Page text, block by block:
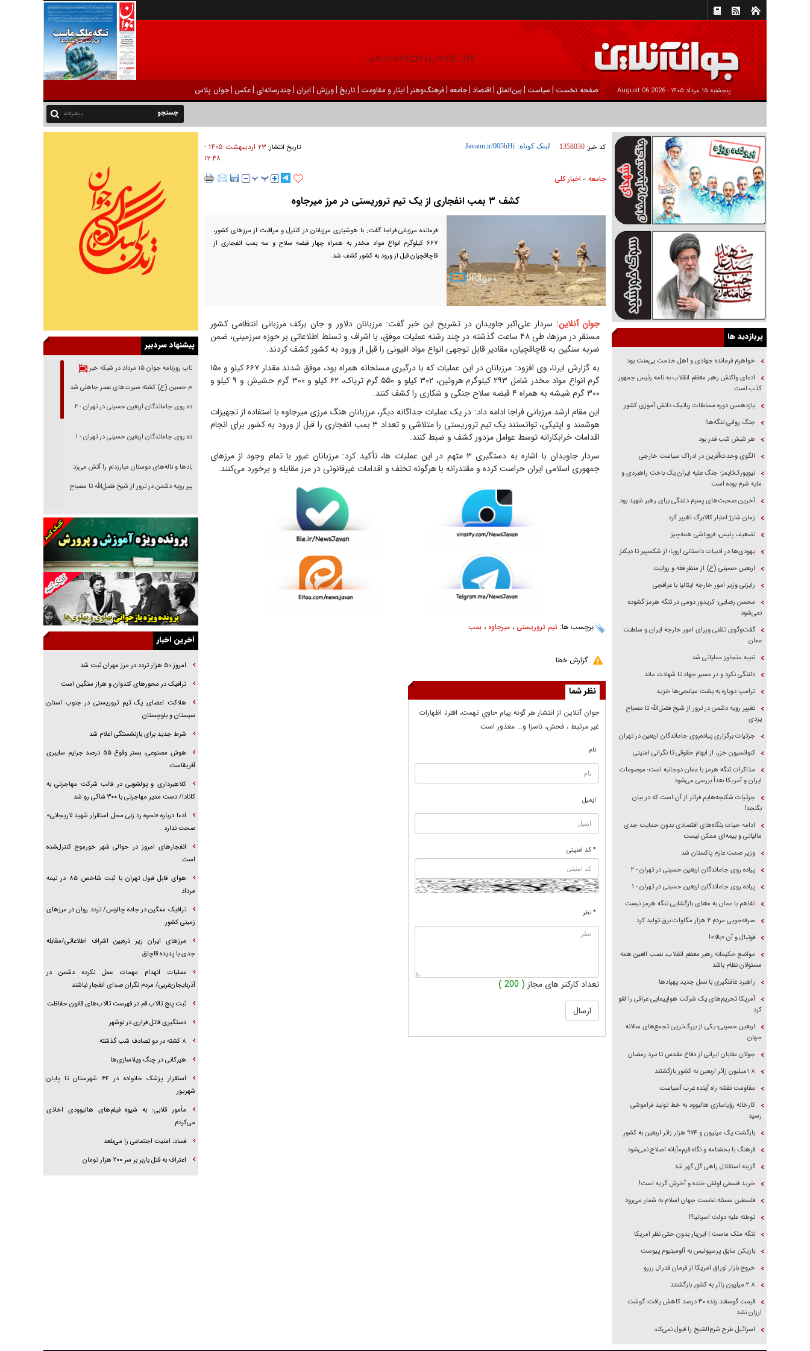
پنجشنبه ۱۵ مرداد ۱۴۰۵ - 2026 August 06 صفحه نخست | سیاست |بين‌الملل | اقتصاد |جامعه |فرهنگ‌و‌هنر | ایثار و مقاومت |تاریخ |ورزش | ايران |چندرسانه‌ای |عکس |جوان پلاس
پیشرفته
کد خبر: 1358030 لینک کوتاه: تاریخ انتشار:
۲۳ ارديبهشت ۱۴۰۵ -
۱۲:۴۸
جامعه» اخبار كلی
کشف ۳ بمب انفجاری از یک تیم تروریستی در مرز میرجاوه
فرمانده مرزبانی فراجا گفت: با هوشیاری مرزبانان در کنترل و مراقبت از مرزهای کشور،
۶۶۷ کیلوگرم انواع مواد مخدر به همراه چهار قبضه سلاح و سه بمب انفجاری از
قاچاقچیان قبل از ورود به کشور کشف شد.
جوان آنلاین: سردار علی‌اکبر جاویدان در تشریح این خبر گفت: مرزبانان دلاور و جان برکف مرزبانی انتظامی کشور
مستقر در مرزها، طی ۴۸ ساعت گذشته در چند رشته عملیات موفق، با اشراف و تسلط اطلاعاتی بر حوزه سرزمینی، ضمن
ضربه سنگین به قاچاقچیان، مقادیر قابل توجهی انواع مواد افیونی را قبل از ورود به کشور کشف کردند.
به گزارش ایرنا، وی افزود: مرزبانان در این عملیات‌ که با درگیری مسلحانه همراه بود، موفق شدند مقدار ۶۶۷ کیلو و ۱۵۰
گرم انواع مواد مخدر شامل ۲۹۳ کیلوگرم هروئین، ۳۰۲ کیلو و ۵۵۰ گرم تریاک، ۶۲ کیلو و ۳۰۰ گرم حشیش و ۹ کیلو و
۳۰۰ گرم شیشه به همراه ۴ قبضه سلاح جنگی و شکاری را کشف کنند.
این مقام ارشد مرزبانی فراجا ادامه داد: در یک عملیات جداگانه دیگر، مرزبانان هنگ مرزی میرجاوه با استفاده از تجهیزات
هوشمند و اپتیکی، توانستند یک تیم تروریستی را متلاشی و تعداد ۳ بمب انفجاری را قبل از ورود به کشور برای انجام
اقدامات خرابکارانه توسط عوامل مزدور کشف و ضبط کنند.
سردار جاویدان با اشاره به دستگیری ۳ متهم در این عملیات ها، تأکید کرد: مرزبانان غیور با تمام وجود از مرزهای
جمهوری اسلامی ایران حراست کرده و مقتدرانه با هرگونه تخلف و اقدامات غیرقانونی در مرز مقابله و برخورد می‌کنند.
برچسب ها: تیم تروریستی ، میرجاوه ، بمب
گزارش خطا
نظر شما
جوان آنلاين از انتشار هر گونه پيام حاوي تهمت، افترا، اظهارات
غير مرتبط ، فحش، ناسزا و... معذور است
نام
ایمیل
* کد امنیتی
* نظر
تعداد کارکتر های مجاز ( 200 )
پربازدید ها
خواهرم فرمانده جهادی و اهل خدمت بی‌منت بود
ادعای واکنش رهبر معظم انقلاب به نامه رئیس جمهور
کذب است
یازدهمین دوره مسابقات رباتیک دانش آموزی کشور
جنگ روانی تنگه‌ها!
هر شبش شب قدر بود
الگوی وحدت‌آفرین در ادراک سیاست خارجی
نیویورک‌تایمز: جنگ علیه ایران یک باخت راهبردی و
مایه شرم بوده است
آخرین صحبت‌های پسرم دلتنگی برای رهبر شهید بود
زمان شارژ اعتبار کالابرگ تغییر کرد
تضعیف پلیس، فروپاشی همه‌چیز
یهودی‌ها در ادبیات داستانی اروپا؛ از شکسپیر تا دیکنز
اربعین حسینی (ع) از منظر فقه و روایت
رایزنی وزیر امور خارجه ایتالیا با عراقچی
محسن رضایی: کریدور دومی در تنگه هرمز گشوده
نمی‌شود
گفت‌وگوی تلفنی وزرای امور خارجه ایران و سلطنت
عمان
تنبیه متجاوز عملیاتی شد
دلتنگی نکرد و در مسیر جهاد تا شهادت ماند
ترامپ دوباره به پشت میانجی‌ها خزید
تغییر رویه دشمن در ترور از شیخ فضل‌الله تا مصباح
یزدی
جزئیات برگزاری پیاده‌روی جاماندگان اربعین در تهران
کنوانسیون خزر، از ابهام حقوقی تا نگرانی امنیتی
مذاکرات تنگه هرمز با عمان دوجانبه است؛ موضوعات
ایران و آمریکا بعداً بررسی می‌شود
جزئیات شکنجه‌هایم فراتر از آن است که در بیان
بگنجد!
ادامه حیات بنگاه‌های اقتصادی بدون حمایت جدی
مالیاتی و بیمه‌ای ممکن نیست
وزیر صمت عازم پاکستان شد
پیاده روی جاماندگان اربعین حسینی در تهران - ۲
پیاده روی جاماندگان اربعین حسینی در تهران - ۱
تفاهم با عمان به معنای بازگشایی تنگه هرمز نیست
صرفه‌جویی مردم ۲ هزار مگاوات برق تولید کرد
فوتبال و آن «بالا»!
مواضع حکیمانه رهبر معظم انقلاب، نصب العین همه
مسئولان نظام باشد
راهبرد غافلگیری با نسل جدید پهپاد‌ها
آمریکا تحریم‌های یک شرکت هواپیمایی عراقی را لغو
کرد
اربعین حسینی؛ یکی از بزرگ‌ترین تجمع‌های سالانه
جهان
جولان عقابان ایرانی از دفاع مقدس تا نبرد رمضان
۱.۸میلیون زائر اربعین به کشور بازگشتند
مقاومت نقشه راه آینده غرب آسیاست
کارخانه رؤیاسازی هالیوود به خط تولید فراموشی
رسید
بازگشت یک میلیون و ۹۷۴ هزار زائر اربعین به کشور
فرهنگ با بخشنامه و نگاه قیم‌مآبانه اصلاح نمی‌شود
گزینه استقلال راهی گل گهر شد
خرید قسطی اولش خنده و آخرش گریه است!
فلسطین مسئله نخست جهان اسلام به شمار می‌رود
توطئه علیه دولت اسپانیا؟!
تنگه ملک ماست | این‌بار بدون حتی نظر امریکا
بازیکن سابق پرسپولیس به آلومینیوم پیوست
خروج بازار اوراق امریکا از فرمان فدرال رزرو
۲.۸ میلیون زائر به کشور بازگشتند
قیمت گوسفند زنده ۳۰ درصد کاهش یافت؛ گوشت
ارزان نشد
اسرائیل طرح شرم‌الشیخ را قبول نمی‌کند
پیشنهاد سردبیر
بازتاب روزنامه جوان ۱۵ مرداد در شبکه خبر
امام حسین (ع) کشته سیرت‌های عصر جاهلی شد
پیاده روی جاماندگان اربعین حسینی در تهران - ۲
پیاده روی جاماندگان اربعین حسینی در تهران - ۱
فریاد‌ها و ناله‌های دوستان مبارزدلم را آتش می‌زد
تغییر رویه دشمن در ترور از شیخ فضل‌الله تا مصباح
خرید قسطی اولش خنده و آخرش گریه است!
فوتبال و آن «بالا»!
راهبرد غافلگیری با نسل جدید پهپاد‌ها
جنجال پزشکان تقلبی در صنعت زیبایی
یهودی‌ها در ادبیات داستانی اروپا؛ از شکسپیر تا
دیکنز
گفت‌وگو با خواهر یکی از شهدای جنگ رمضان/
خواهرم فرمانده جهادی و اهل خدمت بی‌منت بود
بگنجد!
گزارش «جوان» از قوانین سخت‌گیرانه ۶ قاره در
تحلیل ابعاد پیام رهبر انقلاب به حزب‌الله/ مقاومت
آخرین اخبار
امروز ۵۰ هزار تردد در مرز مهران ثبت شد
ترافیک در محور‌های کندوان و هراز سنگین است
هلاکت اعضای یک تیم تروریستی در جنوب استان
سیستان و بلوچستان
شرط جدید برای بازنشستگی اعلام شد
هوش مصنوعی، بستر وقوع ۵۵ درصد جرایم سایبری
آفریقاست
کلاهبرداری و پولشویی در قالب شرکت مهاجرتی به
کانادا/ دست مدیر مهاجرتی با ۳۰۰ شاکی رو شد
ادعا درباره «نحوه رد زنی محل استقرار شهید لاریجانی»
صحت ندارد
انفجار‌های امروز در حوالی شهر خورموج کنترل‌شده
است
هوای قابل قبول تهران با ثبت شاخص ۸۵ در نیمه
مرداد
ترافیک سنگین در جاده چالوس/ تردد روان در مرز‌های
زمینی کشور
مرز‌های ایران زیر ذره‌بین اشراف اطلاعاتی/مقابله
جدی با پدیده قاچاق
عملیات انهدام مهمات عمل نکرده دشمن در
آذربایجان‌غربی/ مردم نگران صدای انفجار نباشند
ثبت پنج تالاب قم در فهرست تالاب‌های قانون حفاظت
دستگیری قاتل فراری در نوشهر
۸ کشته در دو تصادف شب گذشته
هیرکانی در چنگ ویلاسازی‌ها
‌استقرار پزشک خانواده در ۶۴ شهرستان تا پایان
شهریور
مأمور قلابی: به شیوه فیلم‌های هالیوودی اخاذی
می‌کردم
فساد، امنیت اجتماعی را می‌بلعد
‌‌اعتراف به قتل باربر بر سر ۲۰۰ هزار تومان